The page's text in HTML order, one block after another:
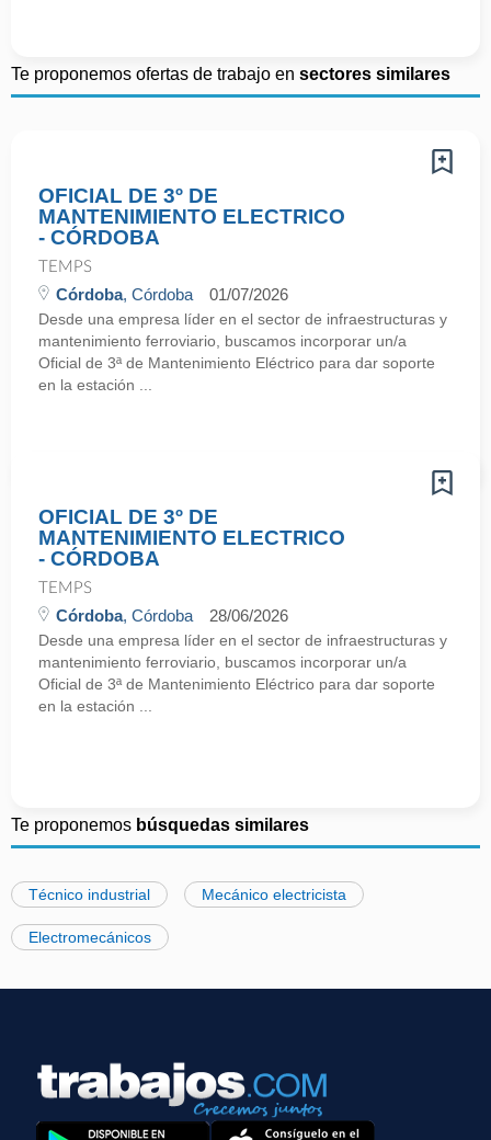
Te proponemos ofertas de trabajo en sectores similares
OFICIAL DE 3º DE
MANTENIMIENTO ELECTRICO
- CÓRDOBA
TEMPS
Córdoba, Córdoba 01/07/2026
Desde una empresa líder en el sector de infraestructuras y
mantenimiento ferroviario, buscamos incorporar un/a
Oficial de 3ª de Mantenimiento Eléctrico para dar soporte
en la estación ...
OFICIAL DE 3º DE
MANTENIMIENTO ELECTRICO
- CÓRDOBA
TEMPS
Córdoba, Córdoba 28/06/2026
Desde una empresa líder en el sector de infraestructuras y
mantenimiento ferroviario, buscamos incorporar un/a
Oficial de 3ª de Mantenimiento Eléctrico para dar soporte
en la estación ...
Te proponemos búsquedas similares
Técnico industrial Mecánico electricista
Electromecánicos